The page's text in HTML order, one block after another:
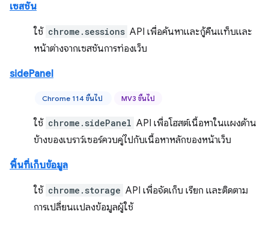
เซสชัน
ใช้ chrome.sessions API เพื่อค้นหาและกู้คืนแท็บและ
หน้าต่างจากเซสชันการท่องเว็บ
sidePanel
Chrome 114 ขึ้นไป MV3 ขึ้นไป
ใช้ chrome.sidePanel API เพื่อโฮสต์เนื้อหาในแผงด้าน
ข้างของเบราว์เซอร์ควบคู่ไปกับเนื้อหาหลักของหน้าเว็บ
พื้นที่เก็บข้อมูล
ใช้ chrome.storage API เพื่อจัดเก็บ เรียก และติดตาม
การเปลี่ยนแปลงข้อมูลผู้ใช้